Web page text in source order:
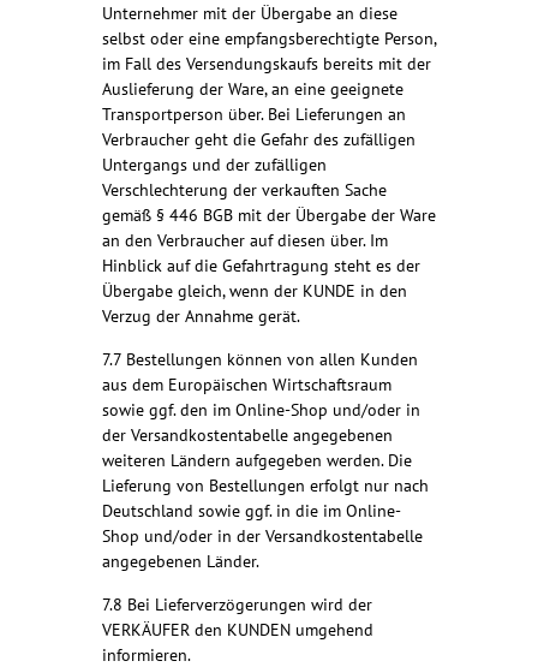
Unternehmer mit der Übergabe an diese
selbst oder eine empfangsberechtigte Person,
im Fall des Versendungskaufs bereits mit der
Auslieferung der Ware, an eine geeignete
Transportperson über. Bei Lieferungen an
Verbraucher geht die Gefahr des zufälligen
Untergangs und der zufälligen
Verschlechterung der verkauften Sache
gemäß § 446 BGB mit der Übergabe der Ware
an den Verbraucher auf diesen über. Im
Hinblick auf die Gefahrtragung steht es der
Übergabe gleich, wenn der KUNDE in den
Verzug der Annahme gerät.
7.7 Bestellungen können von allen Kunden
aus dem Europäischen Wirtschaftsraum
sowie ggf. den im Online-Shop und/oder in
der Versandkostentabelle angegebenen
weiteren Ländern aufgegeben werden. Die
Lieferung von Bestellungen erfolgt nur nach
Deutschland sowie ggf. in die im Online-
Shop und/oder in der Versandkostentabelle
angegebenen Länder.
7.8 Bei Lieferverzögerungen wird der
VERKÄUFER den KUNDEN umgehend
informieren.